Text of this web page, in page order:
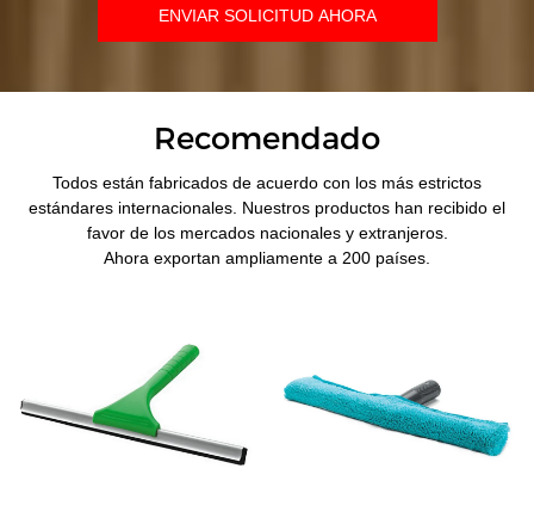
ENVIAR SOLICITUD AHORA
Recomendado
Todos están fabricados de acuerdo con los más estrictos
estándares internacionales. Nuestros productos han recibido el
favor de los mercados nacionales y extranjeros.
Ahora exportan ampliamente a 200 países.